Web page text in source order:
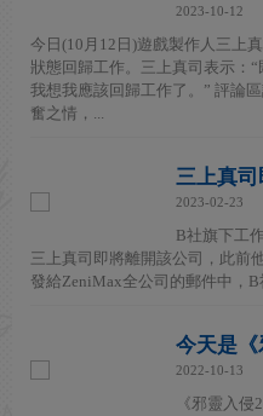
2023-10-12
今日(10月12日)遊戲製作人三上
狀態回歸工作。三上真司表示：“
我想我應該回歸工作了。” 評論
奮之情，...
三上真
2023-02-23
B社旗下工
三上真司即將離開該公司，此前
發給ZeniMax全公司的郵件中，B
今天是
2022-10-13
《邪靈入